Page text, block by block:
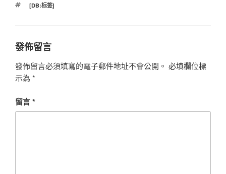
標
[DB:标签]
發佈留言
發佈留言必須填寫的電子郵件地址不會公開。 必填欄位標
示為 *
留言*